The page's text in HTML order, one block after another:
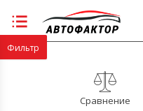
Фильтр
Сравнение